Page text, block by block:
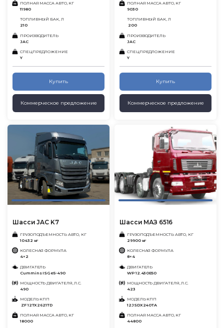
ПОЛНАЯ МАССА АВТО, КГ
11980
ТОПЛИВНЫЙ БАК, Л
210
ПРОИЗВОДИТЕЛЬ
JAC
СПЕЦПРЕДЛОЖЕНИЕ
Y
Купить
Коммерческое предложение
ПОЛНАЯ МАССА АВТО, КГ
9030
ТОПЛИВНЫЙ БАК, Л
200
ПРОИЗВОДИТЕЛЬ
JAC
СПЕЦПРЕДЛОЖЕНИЕ
Y
Купить
Коммерческое предложение
Шасси JAC K7
ГРУЗОПОДЪЕМНОСТЬ АВТО, КГ
10432 кг
КОЛЕСНАЯ ФОРМУЛА
4×2
ДВИГАТЕЛЬ
Cummins ISGe5-490
МОЩНОСТЬ ДВИГАТЕЛЯ, Л.С.
490
МОДЕЛЬ КПП
ZF 12TX2621TD
ПОЛНАЯ МАССА АВТО, КГ
18000
Шасси МАЗ 6516
ГРУЗОПОДЪЕМНОСТЬ АВТО, КГ
29900 кг
КОЛЕСНАЯ ФОРМУЛА
8×4
ДВИГАТЕЛЬ
WP 12.430Е50
МОЩНОСТЬ ДВИГАТЕЛЯ, Л.С.
423
МОДЕЛЬ КПП
12JSDX240TA
ПОЛНАЯ МАССА АВТО, КГ
44800